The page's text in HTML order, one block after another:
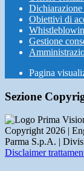
Dichiarazione
Obiettivi di
Gestione
Pagina
Sezione
Copyright 2026 |
Parma S.p.A. |
Disclaimer